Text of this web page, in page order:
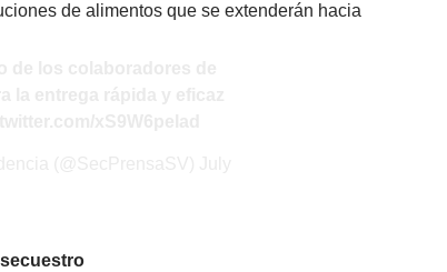
de alimentos que se extenderán hacia